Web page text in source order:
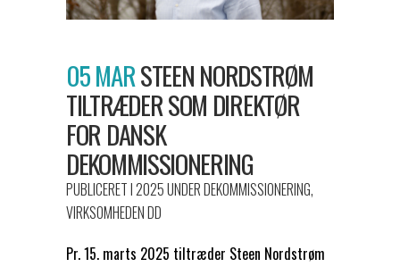
05 MARSTEEN NORDSTRØM
TILTRÆDER SOM DIREKTØR
FOR DANSK
DEKOMMISSIONERING
PUBLICERET I 2025UNDERDEKOMMISSIONERING,
VIRKSOMHEDEN DD
Pr. 15. marts 2025 tiltræder Steen Nordstrøm